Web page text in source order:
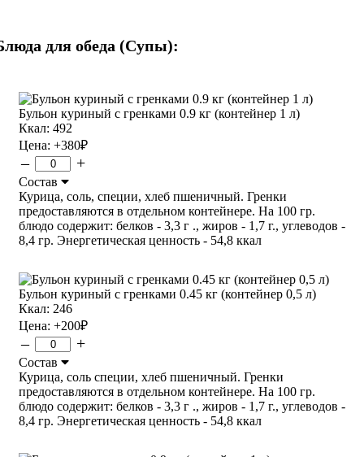
для обеда (Супы):
Бульон куриный с гренками 0.9 кг (контейнер 1 л)
Ккал: 492
Цена: +380₽
– +
Состав
Курица, соль, специи, хлеб пшеничный. Гренки
предоставляются в отдельном контейнере. На 100 гр.
блюдо содержит: белков - 3,3 г ., жиров - 1,7 г., углеводов -
8,4 гр. Энергетическая ценность - 54,8 ккал
Бульон куриный с гренками 0.45 кг (контейнер 0,5 л)
Ккал: 246
Цена: +200₽
– +
Состав
Курица, соль специи, хлеб пшеничный. Гренки
предоставляются в отдельном контейнере. На 100 гр.
блюдо содержит: белков - 3,3 г ., жиров - 1,7 г., углеводов -
8,4 гр. Энергетическая ценность - 54,8 ккал